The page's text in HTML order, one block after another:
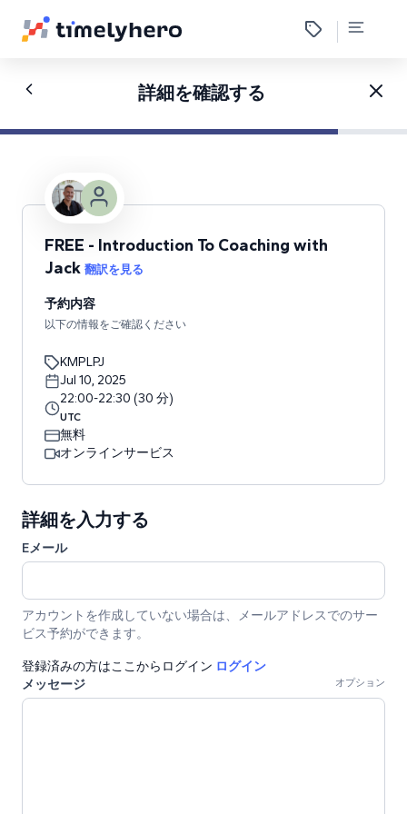
詳細を確認する
FREE - Introduction To Coaching with
Jack 翻訳を見る
予約内容
以下の情報をご確認ください
KMPLPJ
Jul 10, 2025
22:00-22:30 (30 分)
UTC
無料
オンラインサービス
詳細を入力する
Eメール
アカウントを作成していない場合は、メールアドレスでのサー
ビス予約ができます。
登録済みの方はここからログイン ログイン
メッセージ
オプション